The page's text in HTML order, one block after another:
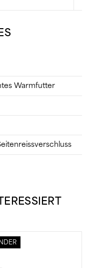
Warmfutter